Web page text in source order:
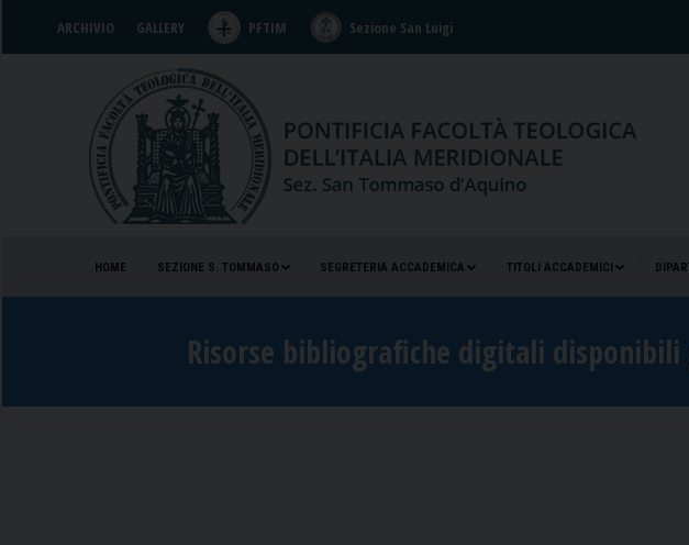
ARCHIVIO GALLERY PFTIM Sezione San Luigi
HOME SEZIONE S. TOMMASO SEGRETERIA ACCADEMICA TITOLI ACCADEMICI
Risorse bibliografiche digitali
HOME SEZIONE S. TOMMASO SEGRETERIA ACCADEMICA